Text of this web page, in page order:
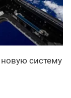
систему